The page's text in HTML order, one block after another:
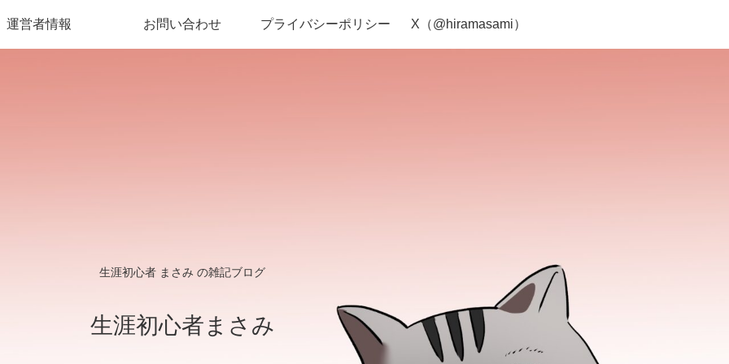
生涯初心者 まさみ の雑記ブログ
生涯初心者まさみ
運営者情報 お問い合わせ プライバシーポリシー X（@hiramasami）